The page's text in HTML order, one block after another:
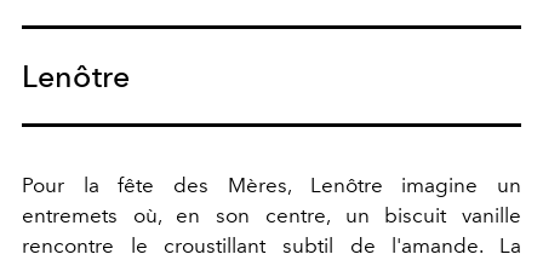
Lenôtre
Pour la fête des Mères, Lenôtre imagine un
entremets où, en son centre, un biscuit vanille
rencontre le croustillant subtil de l'amande. La